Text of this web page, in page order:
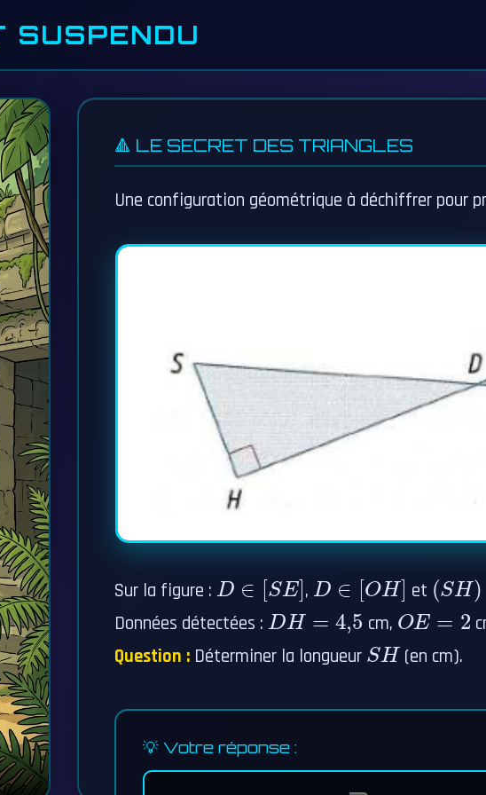
🔺 LE SECRET DES TRIANGLES
Une configuration géométrique à déchiffrer pour
Sur la figure : D∈ SE] , D∈ OH] et (SH)∥
Données détectées : DH=4 cm, OE= 2
Question : Déterminer la longueur SH (en cm).
💡 Votre réponse :